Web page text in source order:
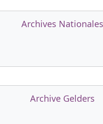
Archives Nationales
Archive Gelders